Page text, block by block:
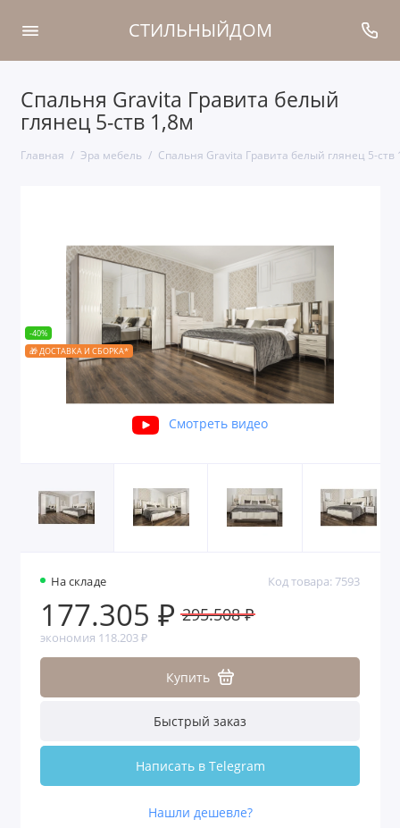
СТИЛЬНЫЙДОМ
Спальня Gravita Гравита белый
глянец 5-ств 1,8м
Главная Эра мебель Спальня Gravita Гравита белый глянец 5-ств
-40%
🎁 ДОСТАВКА И СБОРКА*
Смотреть видео
На складе Код товара: 7593
177.305 ₽ 295.508 ₽
экономия 118.203 ₽
Купить
Быстрый заказ
Написать в Telegram
Нашли дешевле?